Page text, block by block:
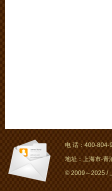
电 话：400-
地址：上海市-青
© 2009～2025 /